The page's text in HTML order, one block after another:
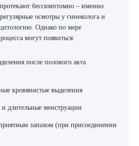
бессимптомно – именно
осмотры у гинеколога и
Однако по мере
могут появиться:
после полового акта
кровянистые выделения
и длительные менструации
запахом (при присоединении